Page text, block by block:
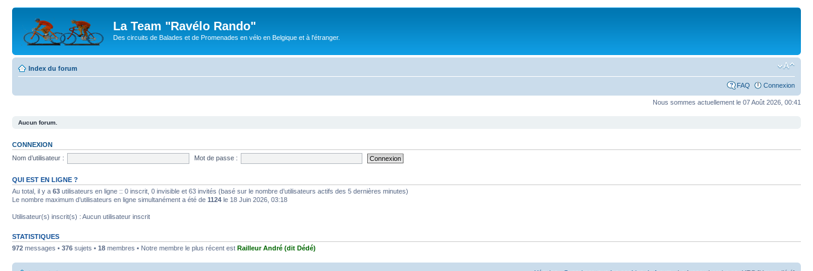
La Team "Ravélo Rando"
Des circuits de Balades et de Promenades en vélo en Belgique et à l'étranger.
Index du forum
FAQ Connexion
Nous sommes actuellement le 07 Août 2026, 00:41
Aucun forum.
CONNEXION
Nom d’utilisateur :
Mot de passe :
QUI EST EN LIGNE ?
Au total, il y a 63 utilisateurs en ligne :: 0 inscrit, 0 invisible et 63 invités (basé sur le nombre d’utilisateurs actifs des 5 dernières minutes)
Le nombre maximum d’utilisateurs en ligne simultanément a été de 1124 le 18 Juin 2026, 03:18
Utilisateur(s) inscrit(s) : Aucun utilisateur inscrit
STATISTIQUES
972 messages • 376 sujets • 18 membres • Notre membre le plus récent est Railleur André (dit Dédé)